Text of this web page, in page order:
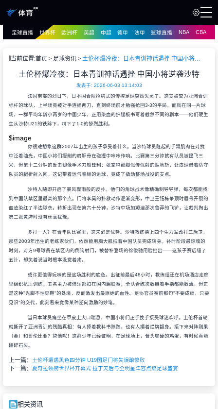
播
足球直播 世界杯 欧洲杯 英超 中超 德甲 法甲 篮球直播 NBA CBA
当前位置:首页 足球资讯 土伦杯爆冷夜：日本青训神话遇挫 中国小将逆袭沙特
土伦杯爆冷夜：日本青训神话遇挫 中国小将逆袭沙特
发表于: 2026-06-03 13:14:03
法国南部的烈日下，日本国青队招牌式的传控足球突然失灵了。这支被誉为亚洲青训
标杆的球队，上半场竟被对手连捅两刀，直到终场前才勉强抢回3-3的平局。而就在同一片球
场，一群平均年龄小两岁的中国少年，正用染血的护腿板书写着截然不同的剧本——他们硬生
生从沙特U21的铁蹄下，啃下了1-0的惨烈胜利。
$image
你很难想象这群2007年出生的孩子承受着什么。当沙特球员隆起的手臂肌肉在对抗
中泛着油光，中国小将们瘦削的肩胛骨在碰撞中咔咔作响。比赛第三分钟就有队员被撞飞三
米，但第十二分钟的反击却像手术刀般锋利：张家鸣那脚似传似射的贴地斩，让皮球借着防守
队员的腿折射入网。这记带着运气眷顾的进球，竟成了撬动整场战役的支点。
沙特人随即开启了暴风骤雨般的反扑。他们的角球战术像精确制导导弹，每次都能找
到中国队禁区里最高的那个点。门将李昊的扑救动作逐渐变形，中卫王钰栋争顶时眉骨开裂的
血迹染红了半边球衣。转折出现在第六十分钟，沙特中场加姆迪那次鲁莽的飞铲，让裁判掏出
第二张黄牌时没有丝毫犹豫。
多打一人？在青年队比赛里，这未必是优势。沙特教练换上四个生力军改打三后卫，
那些2003年出生的老练家伙们，依然能用胸大肌抵着中国队员完成转身。补时阶段最惊魂的
时刻，对方9号球员在禁区内的倒钩射门，被替补登场的徐俊驰用脸挡出——这孩子赛后缝了
五针，却笑着说当时根本没觉着疼。
或许更值得玩味的是这场胜利的底色。出征前最后48小时，教练组还在机场酒店走廊
里组织抗压训练；五名主力被俱乐部扣在国内踢联赛；全队合练次数掰着手指都能数清。但正
是这种"光脚不怕穿鞋"的处境，反而激发出最原始的血性。足协官员赛前那句"不要成绩，只要
见识"的交代，此刻看来竟像某种逆向激励的妙笔。
当日本球员瘫坐在草皮上大口喘息，中国小将们正手挽手接受球迷欢呼。土伦杯首轮
就撕开了亚洲青训的残酷真相：有人捧着教科书跌跤，也有人攥着烂牌翻身。接下来对阵刚果
（金）和哥伦比亚？管他呢！这群少年已经证明，在足球场上，骨头够硬的鸡蛋，有时候真能
磕碎石头。
上一篇： 土伦杯遭遇黑色四分钟 U19国足门将失误酿惨败
下一篇： 夏奇拉领衔世界杯开幕式 拉丁天后与全明星阵容点燃足球盛宴
相关资讯